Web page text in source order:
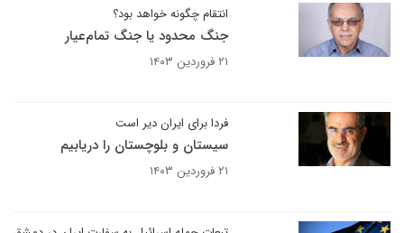
انتقام چگونه خواهد بود؟
جنگ محدود یا جنگ تمام‌عیار
۲۱ فروردین ۱۴۰۳
فردا برای ایران دیر است
سیستان و بلوچستان را دریابیم
۲۱ فروردین ۱۴۰۳